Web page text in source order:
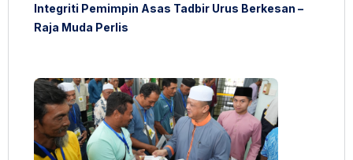
Integriti Pemimpin Asas Tadbir Urus Berkesan –
Raja Muda Perlis